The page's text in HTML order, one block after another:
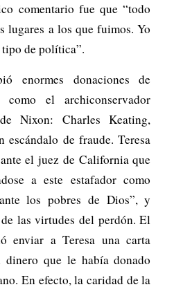
comentario fue que “todo
lugares a los que fuimos. Yo
de política”.
enormes donaciones de
el archiconservador
Nixon: Charles Keating,
escándalo de fraude. Teresa
el juez de California que
a este estafador como
los pobres de Dios”, y
las virtudes del perdón. El
enviar a Teresa una carta
que le había donado
En efecto, la caridad de la